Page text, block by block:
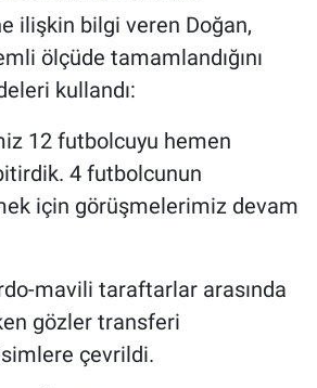
ilişkin bilgi veren Doğan,
ölçüde tamamlandığını
kullandı:
12 futbolcuyu hemen
4 futbolcunun
için görüşmelerimiz devam
mavili taraftarlar arasında
gözler transferi
çevrildi.